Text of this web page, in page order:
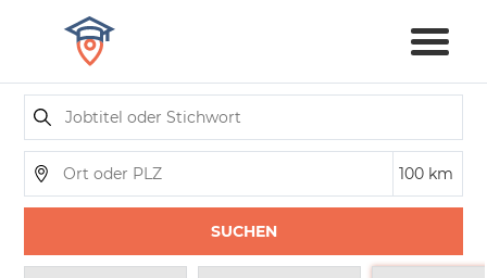
SUCHEN